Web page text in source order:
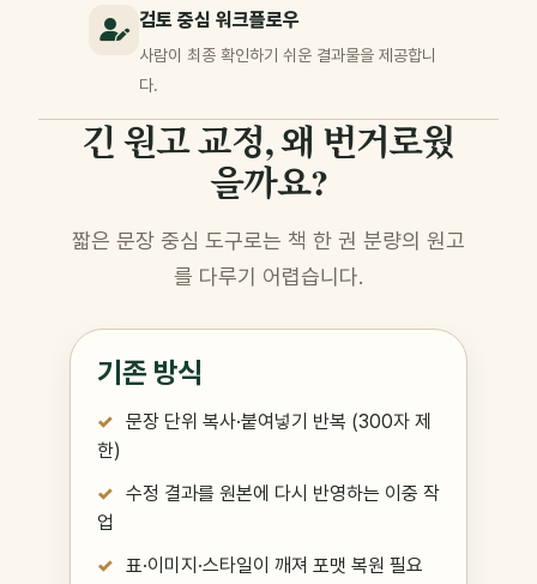
검토 중심 워크플로우
사람이 최종 확인하기 쉬운 결과물을 제공합니
다.
긴 원고 교정, 왜 번거로웠
을까요?
짧은 문장 중심 도구로는 책 한 권 분량의 원고
를 다루기 어렵습니다.
기존 방식
문장 단위 복사·붙여넣기 반복 (300자 제
한)
수정 결과를 원본에 다시 반영하는 이중 작
업
표·이미지·스타일이 깨져 포맷 복원 필요